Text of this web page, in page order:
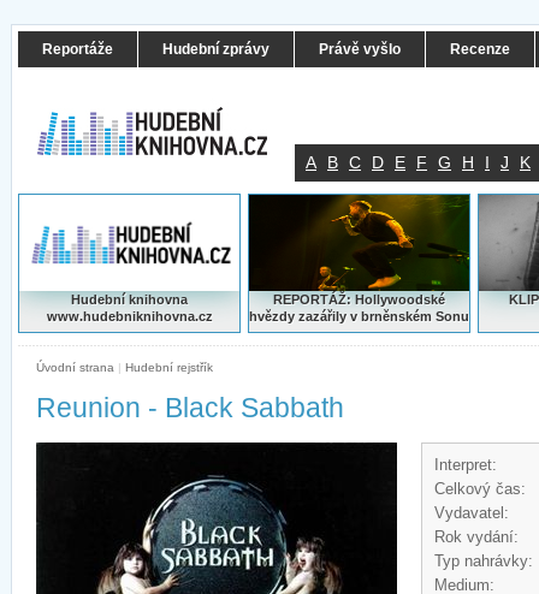
Reportáže Hudební zprávy Právě vyšlo Recenze
A B C D E F G H I J K
Hudební knihovna
www.hudebniknihovna.cz
REPORTÁŽ: Hollywoodské
hvězdy zazářily v brněnském Sonu
Úvodní strana | Hudební rejstřík
Reunion - Black Sabbath
Interpret:
Celkový čas:
Vydavatel:
Rok vydání:
Typ nahrávky:
Medium: